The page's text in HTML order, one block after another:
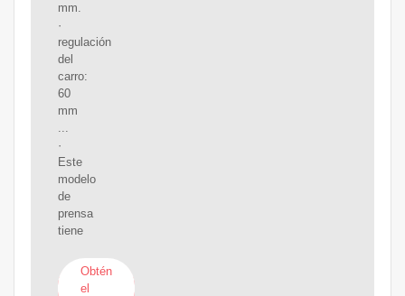
mm.
·
regulación
del
carro:
60
mm
...
·
Este
modelo
de
prensa
tiene
Obtén
el